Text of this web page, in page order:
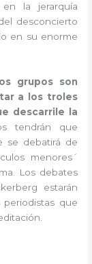
la jerarquía
desconcierto
en su enorme
grupos son
a los troles
descarrile la
tendrán que
se debatirá de
menores´
Los debates
estarán
que